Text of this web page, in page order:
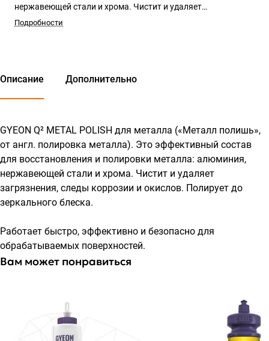
нержавеющей стали и хрома. Чистит и удаляет
загрязнения, следы коррозии и окислов. Полирует до
Подробности
Описание Дополнительно
GYEON Q² METAL POLISH для металла («Металл полишь»,
от англ. полировка металла). Это эффективный состав
для восстановления и полировки металла: алюминия,
нержавеющей стали и хрома. Чистит и удаляет
загрязнения, следы коррозии и окислов. Полирует до
зеркального блеска.
Работает быстро, эффективно и безопасно для
обрабатываемых поверхностей.
Вам может понравиться